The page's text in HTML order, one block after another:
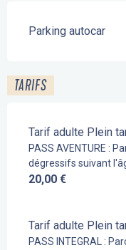
Parking autocar
TARIFS
Tarif adulte Plein
PASS AVENTURE :
dégressifs suivant
20,00 €
Tarif adulte Plein
PASS INTEGRAL :